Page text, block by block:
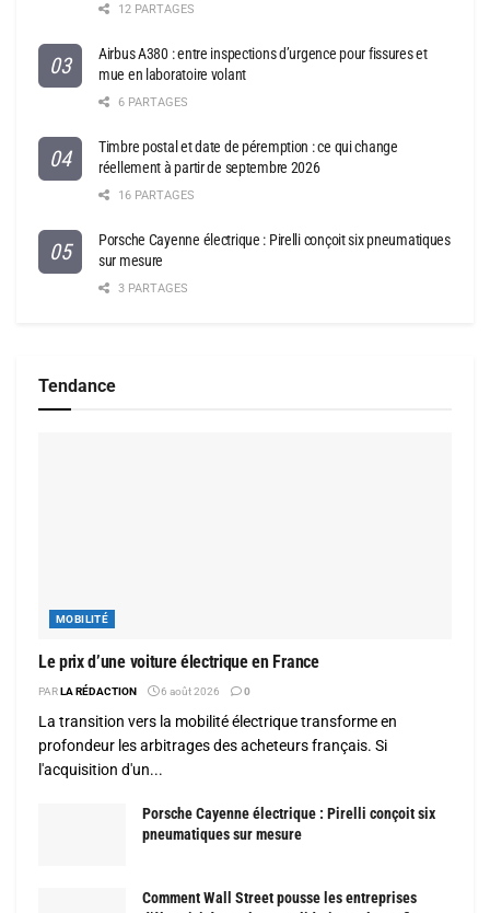
12 PARTAGES
Airbus A380 : entre inspections d’urgence pour fissures et
mue en laboratoire volant
6 PARTAGES
Timbre postal et date de péremption : ce qui change
réellement à partir de septembre 2026
16 PARTAGES
Porsche Cayenne électrique : Pirelli conçoit six pneumatiques
sur mesure
3 PARTAGES
Tendance
MOBILITÉ
Le prix d’une voiture électrique en France
PARLA RÉDACTION 6 août 2026 0
La transition vers la mobilité électrique transforme en
profondeur les arbitrages des acheteurs français. Si
l'acquisition d'un...
Porsche Cayenne électrique : Pirelli conçoit six
pneumatiques sur mesure
Comment Wall Street pousse les entreprises